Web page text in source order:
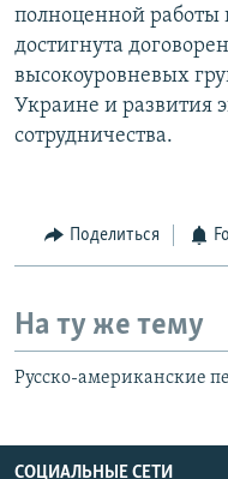
полноценной работы
достигнута
высокоуровневых
Украине и развития
сотрудничества.
Поделиться
На ту же тему
Русско-американские
СОЦИАЛЬНЫЕ СЕТИ